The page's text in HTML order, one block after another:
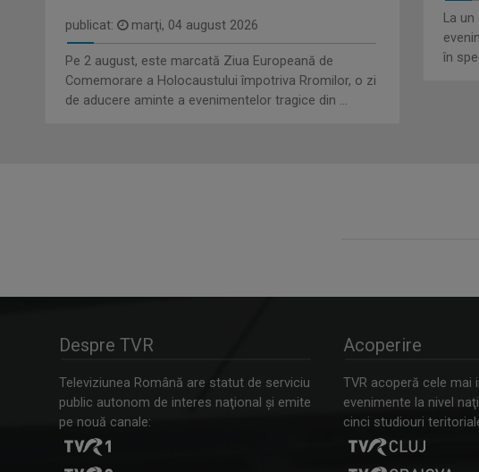
publicat: marţi, 04 august 2026
Pe 2 august, este marcată Ziua Europeană de
Comemorare a Holocaustului împotriva Rromilor, o zi
de aducere aminte a evenimentelor tragice din ...
La
în
Despre TVR
Televiziunea Română are statut de serviciu
public autonom de interes naţional şi emite
pe nouă canale:
Acoperire
TVR acoperă cele mai
evenimente la nivel
cinci studiouri